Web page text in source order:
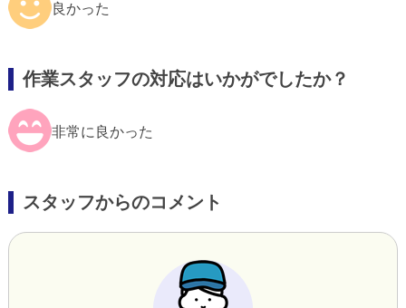
良かった
作業スタッフの対応はいかがでしたか？
非常に良かった
スタッフからのコメント